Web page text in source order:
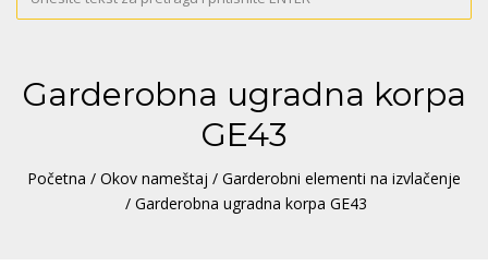
Garderobna ugradna korpa
GE43
Početna / Okov nameštaj / Garderobni elementi na izvlačenje
/ Garderobna ugradna korpa GE43